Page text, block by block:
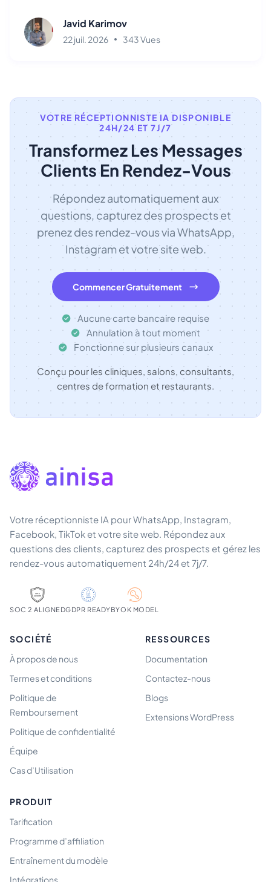
Javid Karimov
22 juil. 2026 343 Vues
VOTRE RÉCEPTIONNISTE IA DISPONIBLE
24H/24 ET 7J/7
Transformez Les Messages
Clients En Rendez-Vous
Répondez automatiquement aux
questions, capturez des prospects et
prenez des rendez-vous via WhatsApp,
Instagram et votre site web.
Commencer Gratuitement
Aucune carte bancaire requise
Annulation à tout moment
Fonctionne sur plusieurs canaux
Conçu pour les cliniques, salons, consultants,
centres de formation et restaurants.
Votre réceptionniste IA pour WhatsApp, Instagram,
Facebook, TikTok et votre site web. Répondez aux
questions des clients, capturez des prospects et gérez les
rendez-vous automatiquement 24h/24 et 7j/7.
SOC 2 ALIGNEDGDPR READYBYOK MODEL
SOCIÉTÉ
À propos de nous
Termes et conditions
Politique de
Remboursement
Politique de confidentialité
Équipe
Cas d’Utilisation
RESSOURCES
Documentation
Contactez-nous
Blogs
Extensions WordPress
PRODUIT
Tarification
Programme d’affiliation
Entraînement du modèle
Intégrations